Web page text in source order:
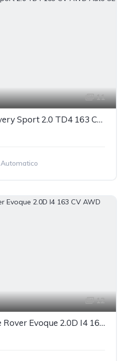
11
LAND ROVER Discovery Sport 2.0 TD4 163 CV AWD Auto SE
Automatico
12
LAND ROVER Range Rover Evoque 2.0D I4 163 CV AWD Auto SE AUTOCARRO